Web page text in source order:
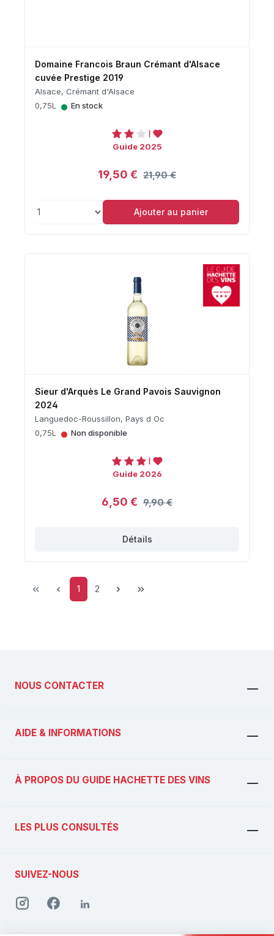
Domaine Francois Braun Crémant d'Alsace
cuvée Prestige 2019
Alsace, Crémant d'Alsace
0,75L
• En stock
Guide 2025
19,50 € 21,90 €
Ajouter au panier
Sieur d'Arquès Le Grand Pavois Sauvignon
2024
Languedoc-Roussillon, Pays d Oc
0,75L
• Non disponible
Guide 2026
6,50 € 9,90 €
Détails
Page
1 Page
2
NOUS CONTACTER
AIDE & INFORMATIONS
À PROPOS DU GUIDE HACHETTE DES VINS
LES PLUS CONSULTÉS
SUIVEZ-NOUS